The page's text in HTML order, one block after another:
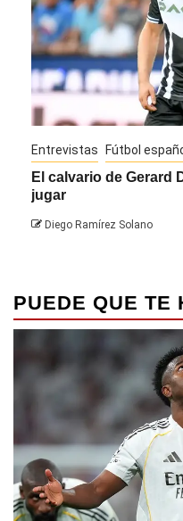
Entrevistas Fútbol
El calvario de Gerard
jugar
Diego Ramírez Solano
PUEDE QUE TE